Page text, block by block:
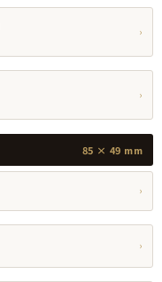
›
›
85 × 49 mm
›
›